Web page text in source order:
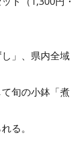
」、県内全域
旬の小鉢「煮
る。